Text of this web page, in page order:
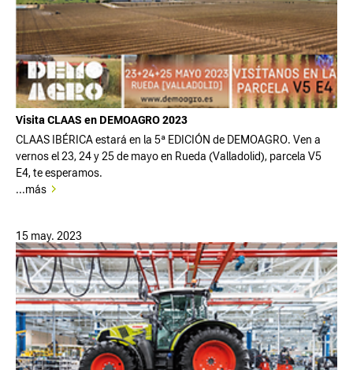
Visita CLAAS en DEMOAGRO 2023
CLAAS IBÉRICA estará en la 5ª EDICIÓN de DEMOAGRO. Ven a
vernos el 23, 24 y 25 de mayo en Rueda (Valladolid), parcela V5
E4, te esperamos.
...más
15 may. 2023